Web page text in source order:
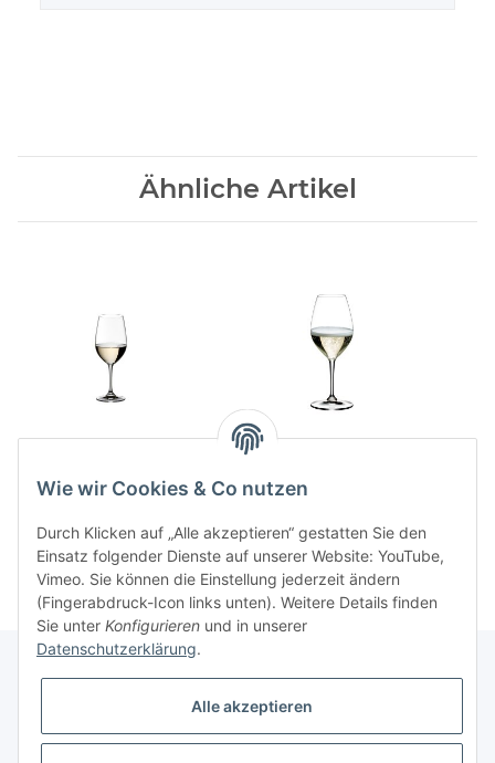
Ähnliche Artikel
29,95 CHF*
VINUM Champagner
29,95 CHF
Wie wir Cookies & Co nutzen
Durch Klicken auf „Alle akzeptieren“ gestatten Sie den
Einsatz folgender Dienste auf unserer Website: YouTube,
Vimeo. Sie können die Einstellung jederzeit ändern
(Fingerabdruck-Icon links unten). Weitere Details finden
Sie unter Konfigurieren und in unserer
Datenschutzerklärung.
Alle akzeptieren